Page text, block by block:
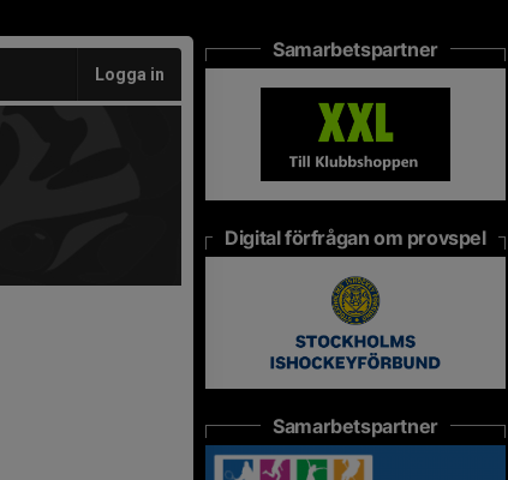
Logga in
Samarbetspartner
Digital förfrågan om provspel
Samarbetspartner